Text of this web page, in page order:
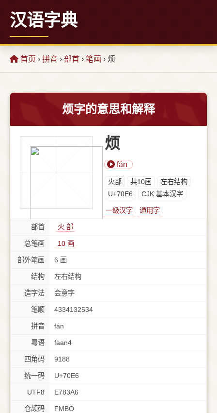
汉语字典
首页 › 拼音 › 部首 › 笔画 › 烦
烦字的意思和解释
烦
fán
⽕部 共10画
左右结构
U+70E6
CJK 基本汉字
一级汉字 通用字
部首 ⽕ 部
总笔画 10 画
部外笔画 6 画
结构 左右结构
造字法 会意字
笔顺 4334132534
拼音 fán
粤语 faan4
四角码 9188
统一码 U+70E6
UTF8 E783A6
仓颉码 FMBO